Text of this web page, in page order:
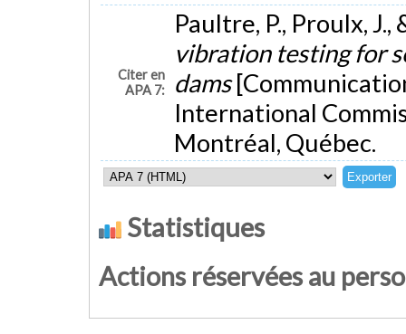
Citer en
APA 7:
Paultre, P., Proulx,
vibration testing for
dams
International
Montréal, Québec.
Statistiques
Actions réservées au